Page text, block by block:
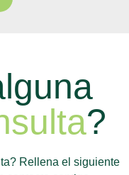
?
Rellena el siguiente